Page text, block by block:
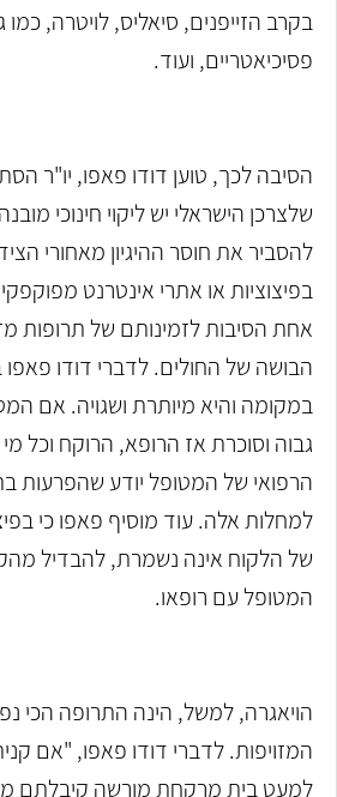
בקרב הזייפנים, סיאליס, לויטרה,
פסיכיאטריים, ועוד.
הסיבה לכך, טוען דודו פאפו, יו"ר
שלצרכן הישראלי יש ליקוי חינוכי
להסביר את חוסר ההיגיון מאחורי
בפיצוציות או אתרי אינטרנט
אחת הסיבות לזמינותם של תרופות
הבושה של החולים. לדברי דודו פאפו
במקומה והיא מיותרת ושגויה. אם
גבוה וסוכרת אז הרופא, הרוקח וכל
הרפואי של המטופל יודע שהפרעות
למחלות אלה. עוד מוסיף פאפו כי
של הלקוח אינה נשמרת, להבדיל
המטופל עם רופאו.
הויאגרה, למשל, הינה התרופה הכי
המזויפות. לדברי דודו פאפו, "אם
למעט בית מרקחת מורשה קיבלתם